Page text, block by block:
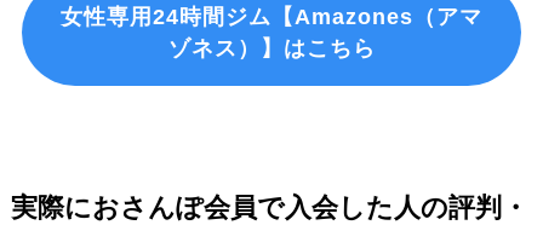
女性専用24時間ジム【Amazones（アマ
ゾネス）】はこちら
実際におさんぽ会員で入会した人の評判・